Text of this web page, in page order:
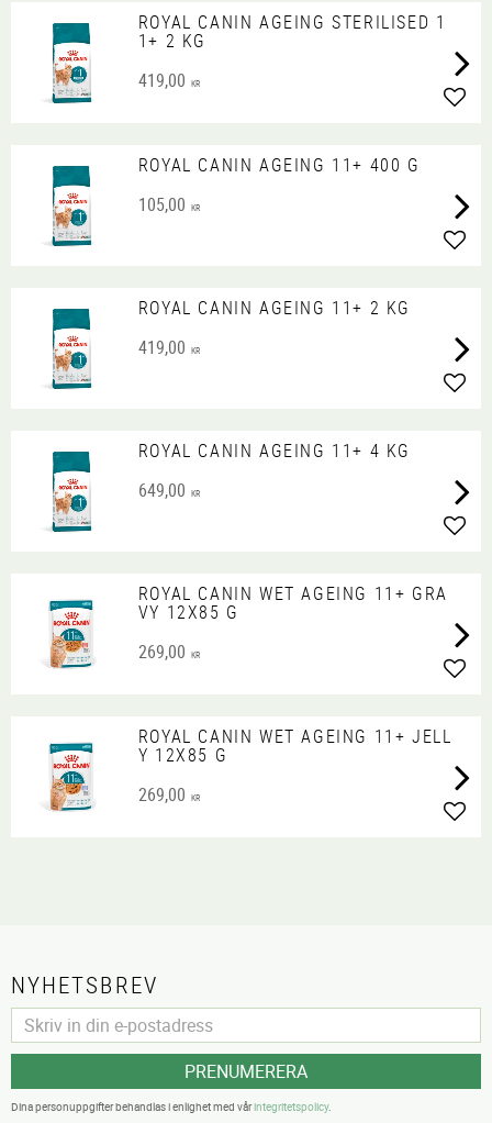
ROYAL CANIN AGEING STERILISED 1
1+ 2 KG
419,00 KR
ROYAL CANIN AGEING 11+ 400 G
105,00 KR
ROYAL CANIN AGEING 11+ 2 KG
419,00 KR
ROYAL CANIN AGEING 11+ 4 KG
649,00 KR
ROYAL CANIN WET AGEING 11+ GRA
VY 12X85 G
269,00 KR
ROYAL CANIN WET AGEING 11+ JELL
Y 12X85 G
269,00 KR
NYHETSBREV
PRENUMERERA
Dina personuppgifter behandlas i enlighet med vårintegritetspolicy.